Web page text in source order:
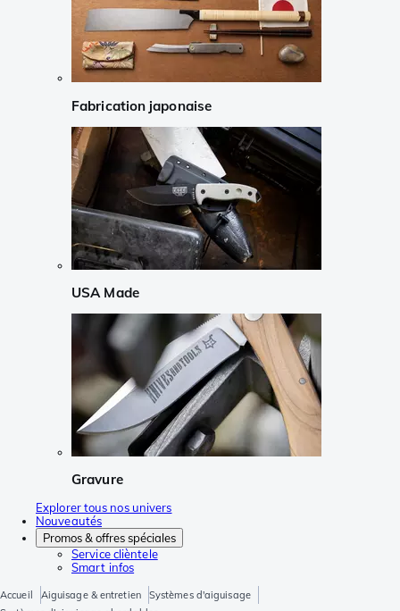
Fabrication japonaise
USA Made
Gravure
Explorer tous nos univers
Nouveautés
Promos & offres spéciales
Service clièntele
Smart infos
Accueil Aiguisage & entretien
Systèmes d'aiguisage